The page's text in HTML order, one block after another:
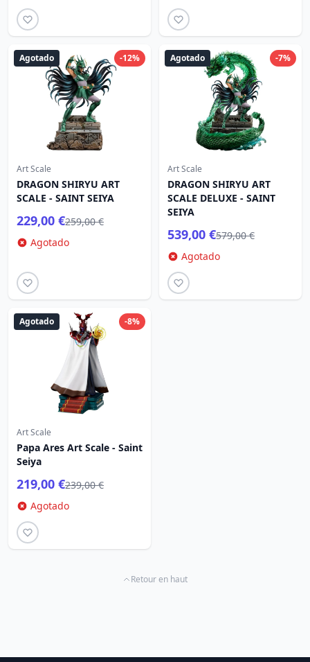
-12%
Agotado
Art Scale
DRAGON SHIRYU ART
SCALE - SAINT SEIYA
229,00 €259,00 €
Agotado
-7%
Agotado
Art Scale
DRAGON SHIRYU ART
SCALE DELUXE - SAINT
SEIYA
539,00 €579,00 €
Agotado
-8%
Agotado
Art Scale
Papa Ares Art Scale - Saint
Seiya
219,00 €239,00 €
Agotado
Retour en haut